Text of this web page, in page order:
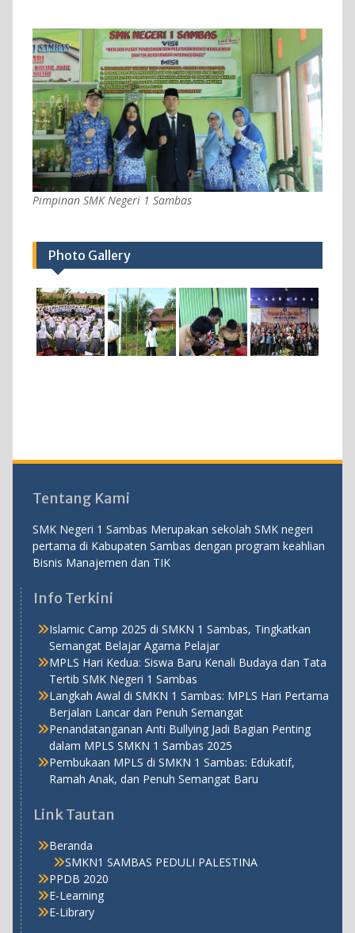
Pimpinan SMK Negeri 1 Sambas
Photo Gallery
Tentang Kami
SMK Negeri 1 Sambas Merupakan sekolah SMK negeri
pertama di Kabupaten Sambas dengan program keahlian
Bisnis Manajemen dan TIK
Info Terkini
Islamic Camp 2025 di SMKN 1 Sambas, Tingkatkan
Semangat Belajar Agama Pelajar
MPLS Hari Kedua: Siswa Baru Kenali Budaya dan Tata
Tertib SMK Negeri 1 Sambas
Langkah Awal di SMKN 1 Sambas: MPLS Hari Pertama
Berjalan Lancar dan Penuh Semangat
Penandatanganan Anti Bullying Jadi Bagian Penting
dalam MPLS SMKN 1 Sambas 2025
Pembukaan MPLS di SMKN 1 Sambas: Edukatif,
Ramah Anak, dan Penuh Semangat Baru
Link Tautan
Beranda
SMKN1 SAMBAS PEDULI PALESTINA
PPDB 2020
E-Learning
E-Library